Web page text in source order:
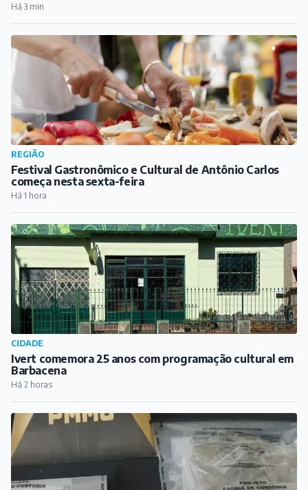
Há 3 min
REGIÃO
Festival Gastronômico e Cultural de Antônio Carlos
começa nesta sexta-feira
Há 1 hora
CIDADE
Ivert comemora 25 anos com programação cultural em
Barbacena
Há 2 horas